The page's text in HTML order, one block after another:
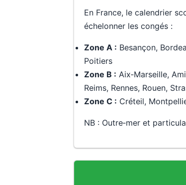
En France, le calendrier
échelonner les congés :
Zone A : Besançon,
Poitiers
Zone B : Aix‑Marseille,
Reims, Rennes, Rouen,
Zone C : Créteil,
NB : Outre‑mer et